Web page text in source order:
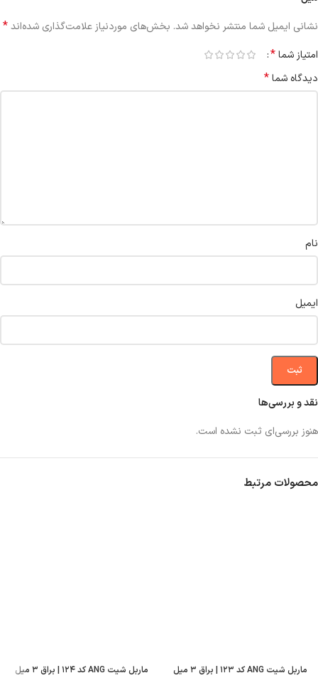
نقد و بررسی‌ها
هنوز بررسی‌ای ثبت نشده است.
نشانی ایمیل شما منتشر نخواهد شد. بخش‌های موردنیاز علامت‌گذاری شده‌اند*
امتیاز شما*
دیدگاه شما*
نام
ایمیل
محصولات مرتبط
ماربل شیت ANG کد ۱۲۳ | براق ۳ میل ماربل شیت ANG کد ۱۲۴ | براق ۳ میل